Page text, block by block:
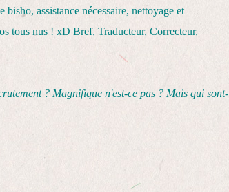
assistance nécessaire, nettoyage et
tous nus ! xD Bref, Traducteur, Correcteur,
? Magnifique n'est-ce pas ? Mais qui sont-